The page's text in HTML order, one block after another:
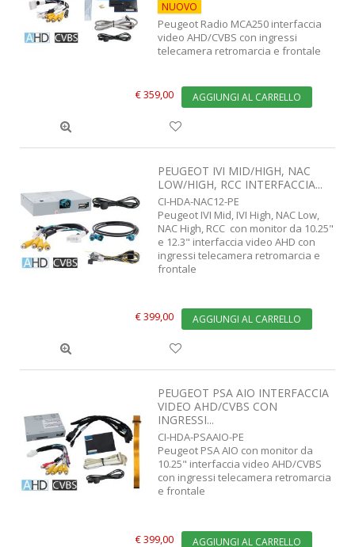
NUOVO
Peugeot Radio MCA250 interfaccia
video AHD/CVBS con ingressi
telecamera retromarcia e frontale
€ 359,00 AGGIUNGI AL CARRELLO
PEUGEOT IVI MID/HIGH, NAC
LOW/HIGH, RCC INTERFACCIA...
CI-HDA-NAC12-PE
Peugeot IVI Mid, IVI High, NAC Low,
NAC High, RCC con monitor da 10.25"
e 12.3" interfaccia video AHD con
ingressi telecamera retromarcia e
frontale
€ 399,00 AGGIUNGI AL CARRELLO
PEUGEOT PSA AIO INTERFACCIA
VIDEO AHD/CVBS CON
INGRESSI...
CI-HDA-PSAAIO-PE
Peugeot PSA AIO con monitor da
10.25" interfaccia video AHD/CVBS
con ingressi telecamera retromarcia
e frontale
€ 399,00 AGGIUNGI AL CARRELLO